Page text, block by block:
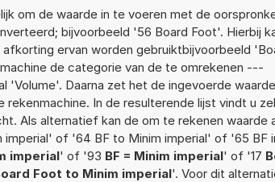
om de waarde in te voeren met de
bijvoorbeeld '56 Board Foot'. Hierbij
ervan worden gebruiktbijvoorbeeld
de categorie van de te omrekenen ---
'Volume'. Daarna zet het de ingevoerde
rekenmachine. In de resulterende lijst vindt u
Als alternatief kan de om te rekenen waarde
imperial' of '64 BF to Minim imperial' of '65 BF
imperial' of '93 BF = Minim imperial' of '17
Foot to Minim imperial'. Voor dit